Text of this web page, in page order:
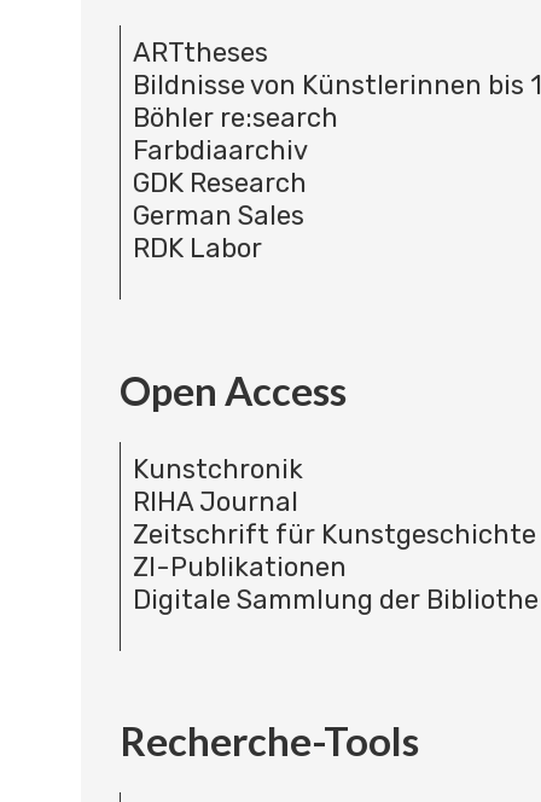
ARTtheses
Bildnisse von Künstlerinnen bis
Böhler re:search
Farbdiaarchiv
GDK Research
German Sales
RDK Labor
Open Access
Kunstchronik
RIHA Journal
Zeitschrift für Kunstgeschichte
ZI-Publikationen
Digitale Sammlung der
Recherche-Tools